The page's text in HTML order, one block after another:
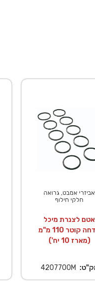
אביזרי אמבט, גרואה
חלקי חילוף
אטם לצנרת מיכל
הדחה קוטר 110 מ"מ
(מארז 10 יח')
4207700M